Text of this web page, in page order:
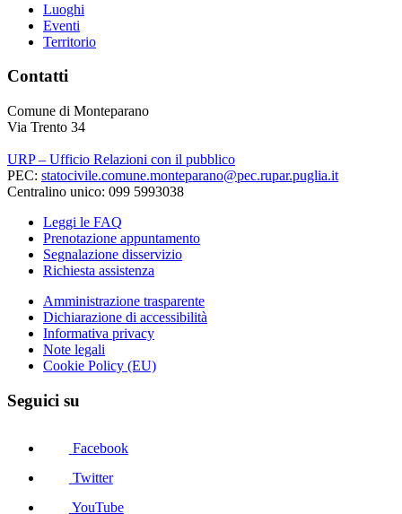
Luoghi
Eventi
Territorio
Contatti
Comune di Monteparano
Via Trento 34
URP – Ufficio Relazioni con il pubblico
PEC: statocivile.comune.monteparano@pec.rupar.puglia.it
Centralino unico: 099 5993038
Leggi le FAQ
Prenotazione appuntamento
Segnalazione disservizio
Richiesta assistenza
Amministrazione trasparente
Dichiarazione di accessibilità
Informativa privacy
Note legali
Cookie Policy (EU)
Seguici su
Facebook
Twitter
YouTube